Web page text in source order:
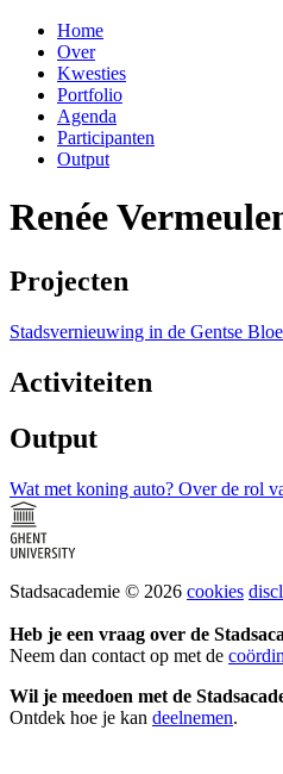
Home
Over
Kwesties
Portfolio
Agenda
Participanten
Output
Renée
Projecten
Stadsvernieuwing in de Gentse
Activiteiten
Output
Wat met koning auto? Over de rol
Stadsacademie © 2026 cookies
Heb je een vraag over de
Neem dan contact op met de
Wil je meedoen met de
Ontdek hoe je kan deelnemen.